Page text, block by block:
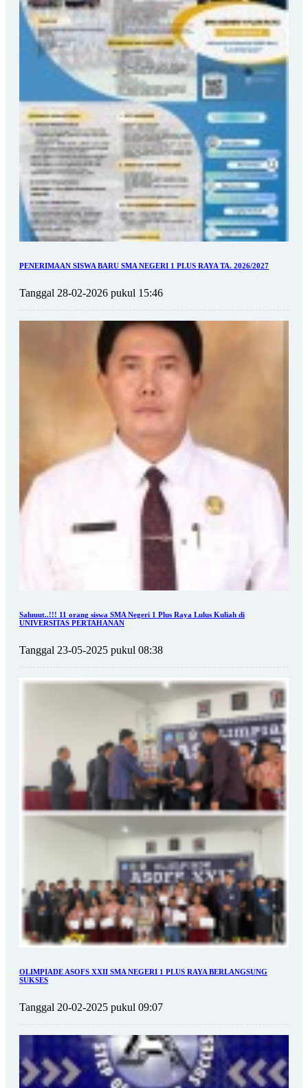
PENERIMAAN SISWA BARU SMA NEGERI 1 PLUS RAYA TA. 2026/2027
Tanggal 28-02-2026 pukul 15:46
Saluuut..!!! 11 orang siswa SMA Negeri 1 Plus Raya Lulus Kuliah di
UNIVERSITAS PERTAHANAN
Tanggal 23-05-2025 pukul 08:38
OLIMPIADE ASOFS XXII SMA NEGERI 1 PLUS RAYA BERLANGSUNG
SUKSES
Tanggal 20-02-2025 pukul 09:07